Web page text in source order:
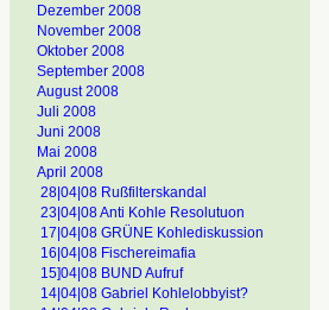
Dezember 2008
November 2008
Oktober 2008
September 2008
August 2008
Juli 2008
Juni 2008
Mai 2008
April 2008
28|04|08 Rußfilterskandal
23|04|08 Anti Kohle Resolutuon
17|04|08 GRÜNE Kohlediskussion
16|04|08 Fischereimafia
15]04|08 BUND Aufruf
14|04|08 Gabriel Kohlelobbyist?